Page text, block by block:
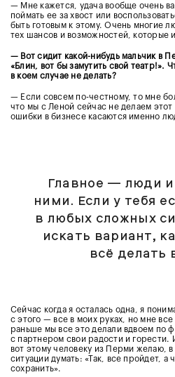
— Мне кажется, удача вообще очень
поймать ее за хвост или
быть готовым к этому. Очень многие
тех шансов и возможностей, которые
— Вот сидит какой-нибудь мальчик в
«Блин, вот бы замутить свой театр!».
в коем случае не делать?
— Если совсем по-честному, то мне
что мы с Леной сейчас не делаем
ошибки в бизнесе касаются именно
Главное — люди
ними. Если у тебя
в любых сложных
искать вариант,
всё делать
Сейчас когда я осталась одна, я
с этого — все в моих руках, но мне
раньше мы все это делали вдвоем по
с партнером свои радости и горести.
вот этому человеку из Перми желаю,
ситуации думать: «Так, все пройдет, а
сохранить».